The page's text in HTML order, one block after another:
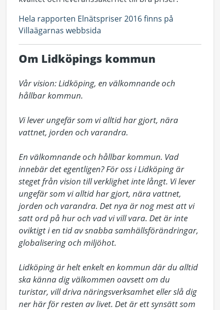
Hela rapporten Elnätspriser 2016 finns på
Villaägarnas webbsida
Om Lidköpings kommun
Vår vision: Lidköping, en välkomnande och
hållbar kommun.
Vi lever ungefär som vi alltid har gjort, nära
vattnet, jorden och varandra.
En välkomnande och hållbar kommun. Vad
innebär det egentligen? För oss i Lidköping är
steget från vision till verklighet inte långt. Vi lever
ungefär som vi alltid har gjort, nära vattnet,
jorden och varandra. Det nya är nog mest att vi
satt ord på hur och vad vi vill vara. Det är inte
oviktigt i en tid av snabba samhällsförändringar,
globalisering och miljöhot.
Lidköping är helt enkelt en kommun där du alltid
ska känna dig välkommen oavsett om du
turistar, vill driva näringsverksamhet eller slå dig
ner här för resten av livet. Det är ett synsätt som